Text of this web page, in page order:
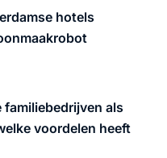
hotels
familiebedrijven als
voordelen heeft